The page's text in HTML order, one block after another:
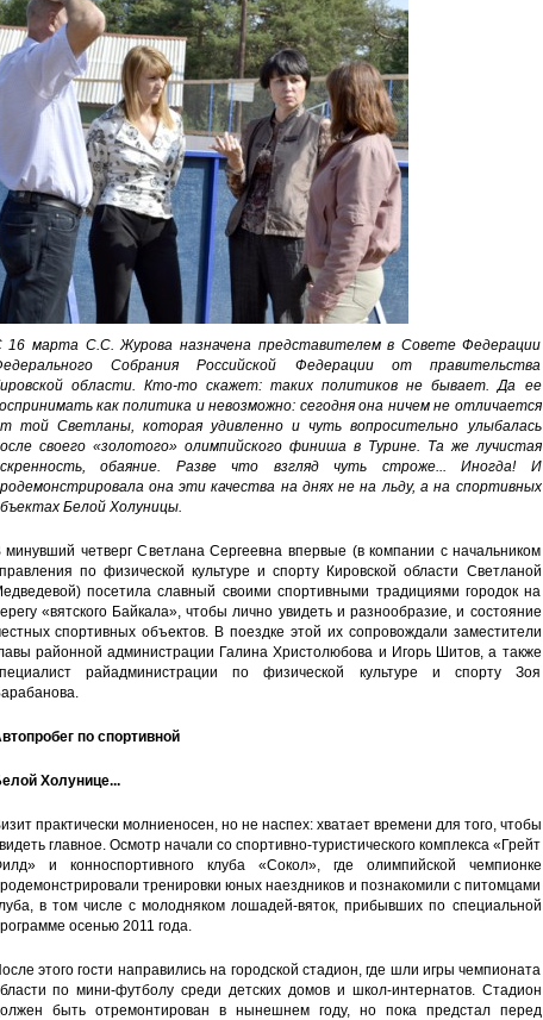
16 марта С.С. Журова назначена представителем в Совете Федерации
Собрания Российской Федерации от правительства
области. Кто-то скажет: таких политиков не бывает. Да ее
как политика и невозможно: сегодня она ничем не отличается
той Светланы, которая удивленно и чуть вопросительно улыбалась
своего «золотого» олимпийского финиша в Турине. Та же лучистая
обаяние. Разве что взгляд чуть строже... Иногда! И
она эти качества на днях не на льду, а на спортивных
Белой Холуницы.
минувший четверг Светлана Сергеевна впервые (в компании с начальником
по физической культуре и спорту Кировской области Светланой
посетила славный своими спортивными традициями городок на
«вятского Байкала», чтобы лично увидеть и разнообразие, и состояние
спортивных объектов. В поездке этой их сопровождали заместители
районной администрации Галина Христолюбова и Игорь Шитов, а также
райадминистрации по физической культуре и спорту Зоя
по спортивной
Холунице...
практически молниеносен, но не наспех: хватает времени для того, чтобы
главное. Осмотр начали со спортивно-туристического комплекса «Грейт
и конноспортивного клуба «Сокол», где олимпийской чемпионке
тренировки юных наездников и познакомили с питомцами
в том числе с молодняком лошадей-вяток, прибывших по специальной
осенью 2011 года.
этого гости направились на городской стадион, где шли игры чемпионата
по мини-футболу среди детских домов и школ-интернатов. Стадион
быть отремонтирован в нынешнем году, но пока предстал перед